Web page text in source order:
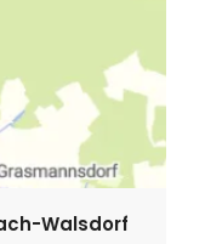
Walsdorf